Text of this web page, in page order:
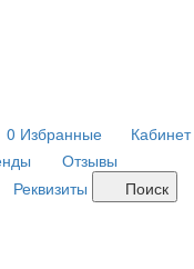
0 Избранные
Кабинет
Отзывы
Реквизиты
Поиск